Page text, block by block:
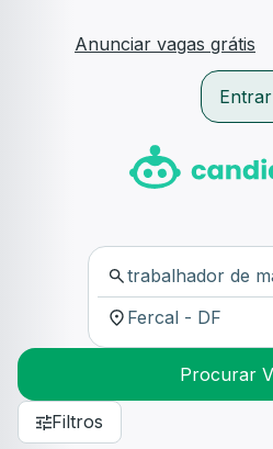
Anunciar vagas grátis
Entrar
Procurar
Filtros